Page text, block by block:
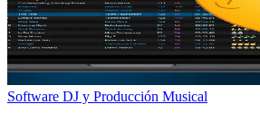
Software DJ y Producción Musical